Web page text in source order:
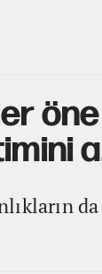
öne
da